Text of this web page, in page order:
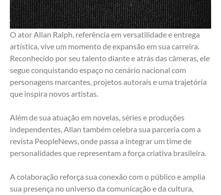
O ator Allan Ralph, referência em versatilidade e entrega
artística, vive um momento de expansão em sua carreira.
Reconhecido por seu talento diante e atrás das câmeras, ele
segue conquistando espaço no cenário nacional com
personagens marcantes, projetos autorais e uma trajetória
que inspira novos artistas.
Além de sua atuação em novelas, séries e produções
independentes, Allan também celebra sua parceria com a
revista PeopleNews, onde passa a integrar um time de
personalidades que representam a força criativa brasileira.
A colaboração reforça sua conexão com o público e amplia
sua presença no universo da comunicação e da cultura,